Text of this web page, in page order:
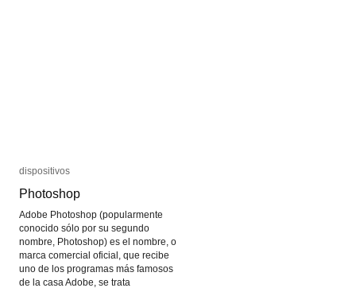
dispositivos
Photoshop
Adobe Photoshop (popularmente
conocido sólo por su segundo
nombre, Photoshop) es el nombre, o
marca comercial oficial, que recibe
uno de los programas más famosos
de la casa Adobe, se trata
dispositivos
Photoshop